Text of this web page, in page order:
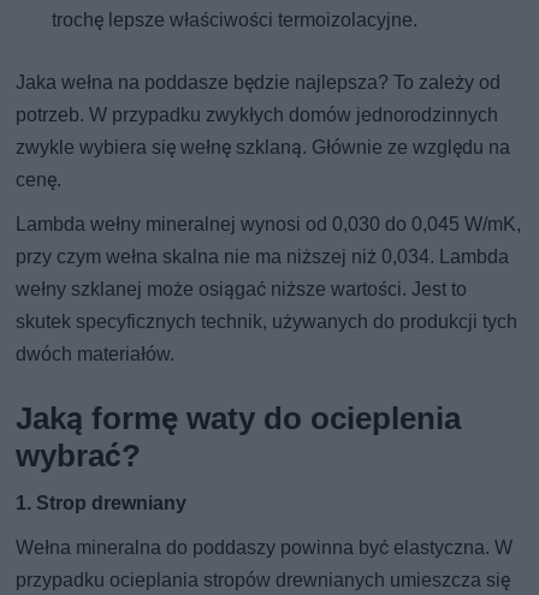
trochę lepsze właściwości termoizolacyjne.
Jaka wełna na poddasze będzie najlepsza? To zależy od
potrzeb. W przypadku zwykłych domów jednorodzinnych
zwykle wybiera się wełnę szklaną. Głównie ze względu na
cenę.
Lambda wełny mineralnej wynosi od 0,030 do 0,045 W/mK,
przy czym wełna skalna nie ma niższej niż 0,034. Lambda
wełny szklanej może osiągać niższe wartości. Jest to
skutek specyficznych technik, używanych do produkcji tych
dwóch materiałów.
Jaką formę waty do ocieplenia
wybrać?
1. Strop drewniany
Wełna mineralna do poddaszy powinna być elastyczna. W
przypadku ocieplania stropów drewnianych umieszcza się